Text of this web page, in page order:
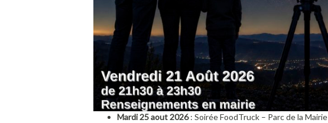
Mardi 25 aout 2026: Soirée FoodTruck – Parc de la Mairie